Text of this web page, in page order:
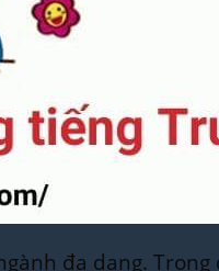
đa dạng.